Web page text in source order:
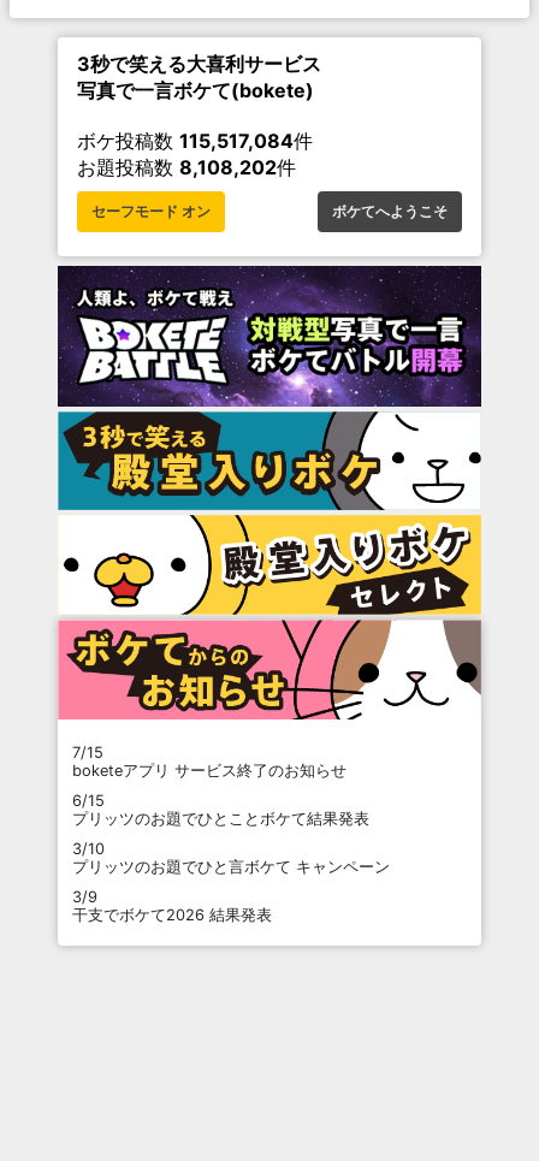
3秒で笑える大喜利サービス
写真で一言ボケて(bokete)
ボケ投稿数 115,517,084件
お題投稿数 8,108,202件
セーフモード オン ボケてへようこそ
7/15
boketeアプリ サービス終了のお知らせ
6/15
プリッツのお題でひとことボケて結果発表
3/10
プリッツのお題でひと言ボケて キャンペーン
3/9
干支でボケて2026 結果発表